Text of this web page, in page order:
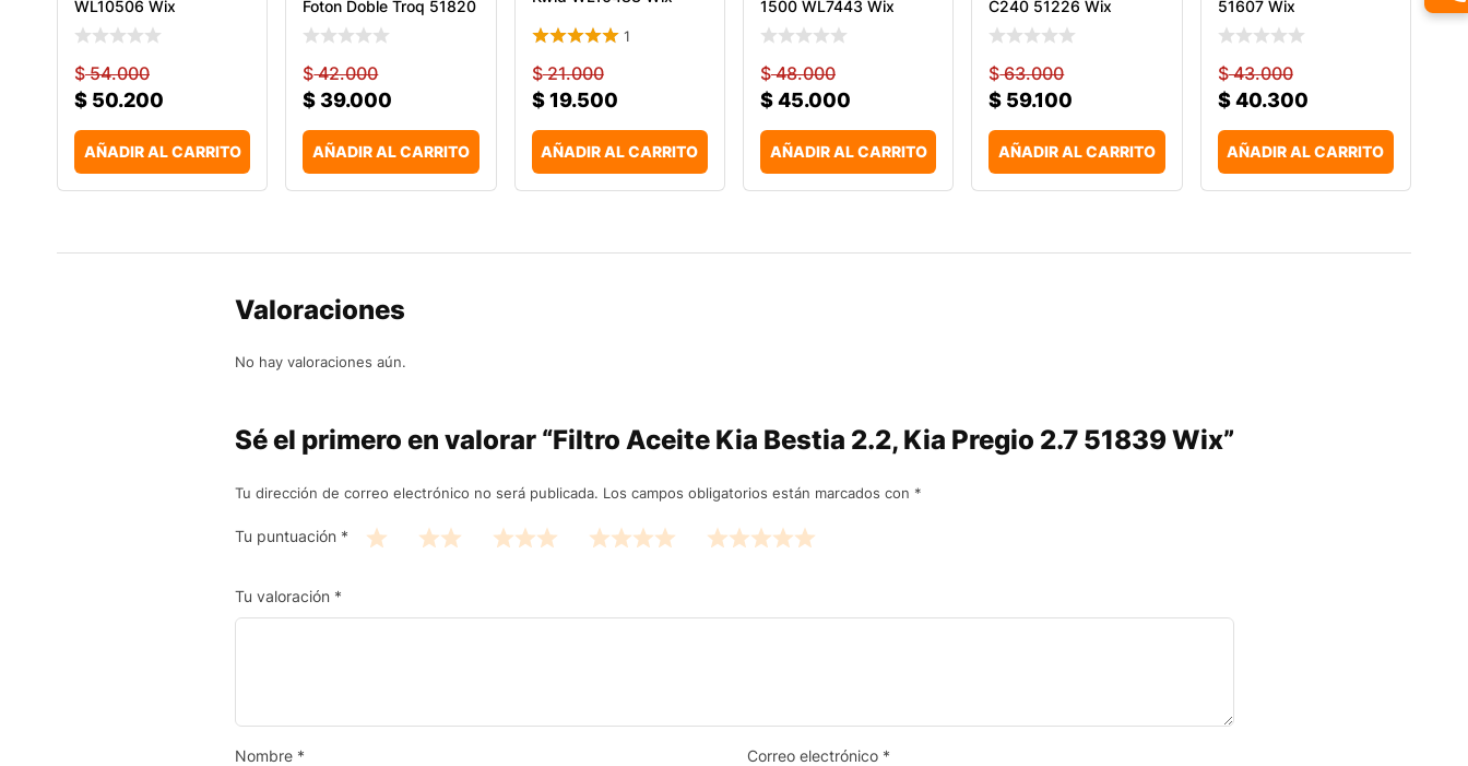
WL10506 Wix
$54.000
$ 50.200
AÑADIR AL CARRITO
Foton Doble Troq 51820
$42.000
$39.000
AÑADIR AL CARRITO
1
$21.000
$19.500
AÑADIR AL CARRITO
1500 WL7443 Wix
$48.000
$45.000
AÑADIR AL CARRITO
C240 51226 Wix
$63.000
$ 59.100
AÑADIR AL CARRITO
51607 Wix
$43.000
$40.300
AÑADIR AL CARRITO
Valoraciones
No hay valoraciones aún.
Sé el primero en valorar “Filtro Aceite Kia Bestia 2.2, Kia Pregio 2.7 51839 Wix”
Tu dirección de correo electrónico no será publicada. Los campos obligatorios están marcados con *
Tu puntuación *
Tu valoración *
Nombre * Correo electrónico *